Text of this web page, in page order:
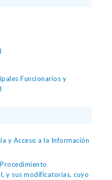
Funcionarios y
y Acceso a la Información
y sus modificatorias, cuyo